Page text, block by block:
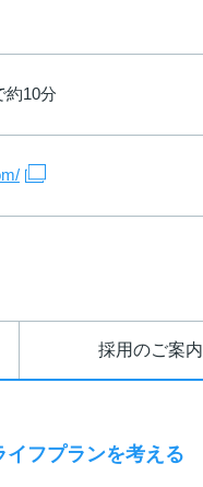
約10分
採用のご案内
イフプランを考える